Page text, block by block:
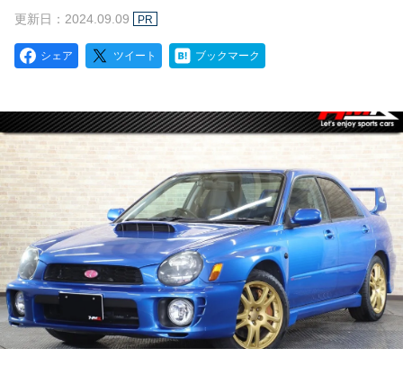
更新日：2024.09.09 PR
シェア ツイート ブックマーク